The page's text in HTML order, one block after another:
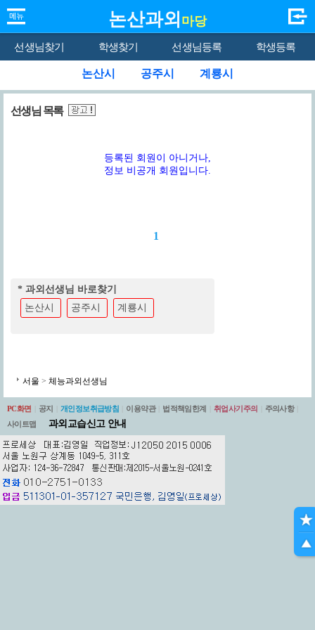
논산과외 마당
선생님찾기 학생찾기 선생님등록 학생등록
논산시 공주시 계룡시
선생님 목록
등록된 회원이 아니거나,
정보 비공개 회원입니다.
1
* 과외선생님 바로찾기
논산시
공주시 계룡시
서울 > 체능과외선생님
PC화면 공지 개인정보취급방침 이용약관 법적책임한계 취업사기주의 주의사항
사이트맵
과외교습신고 안내